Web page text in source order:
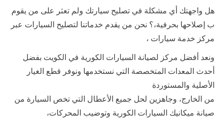
هل واجهتك أي مشكلة في تصليح سيارتك ولم تعثر على من يقوم
ب إصلاحها بحرفية،؟ نحن من يقدم خدماتنا لتصليح السيارات عبر
مركز خدمة سيارات ،
ونعد أفضل مركز لصيانة السيارات الكورية في الكويت بفضل
أحدث المعدات المتخصصة التي نستخدمها ونوفر قطع الغيار
الأصلية والمستوردة
من الخارج، وجاهزين لحل جميع الأعطال التي تخص السيارة من
صيانة ميكانيك السيارات الكورية وتوضيب المحركات،